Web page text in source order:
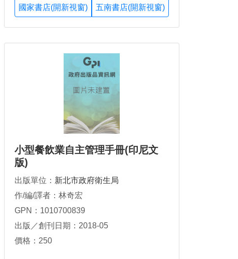
國家書店(開新視窗) 五南書店(開新視窗)
小型餐飲業自主管理手冊(印尼文
版)
出版單位： 新北市政府衛生局
作/編/譯者：林奇宏
GPN：1010700839
出版／創刊日期：2018-05
價格：250